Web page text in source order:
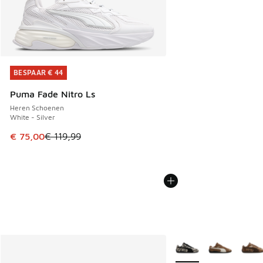
BESPAAR € 44
Puma Fade Nitro Ls
Heren Schoenen
White - Silver
Dit artikel is in de uitverkoop. Dit artikel is in de
€ 75,00€ 119,99
BESPAAR € 44
Meer kleuren